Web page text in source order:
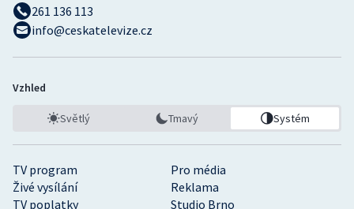
Volejbal
Ostatní
TV program
Pro média
Živé vysílání
Reklama
TV poplatky
Studio Brno
261 136 113
info@ceskatelevize.cz
Vzhled
Světlý Tmavý Systém